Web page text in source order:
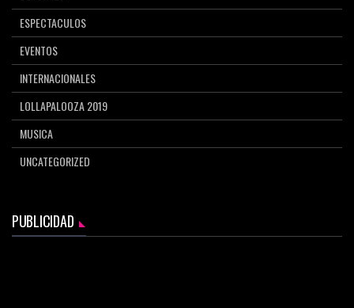
ESPECTACULOS
EVENTOS
INTERNACIONALES
LOLLAPALOOZA 2019
MUSICA
UNCATEGORIZED
PUBLICIDAD